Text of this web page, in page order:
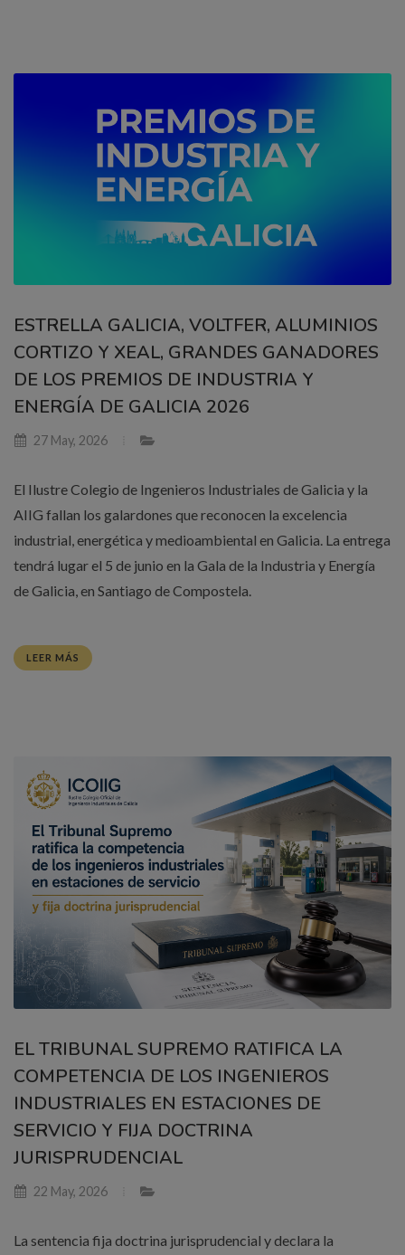
ESTRELLA GALICIA, VOLTFER, ALUMINIOS
CORTIZO Y XEAL, GRANDES GANADORES
DE LOS PREMIOS DE INDUSTRIA Y
ENERGÍA DE GALICIA 2026
27 May, 2026
El Ilustre Colegio de Ingenieros Industriales de Galicia y la
AIIG fallan los galardones que reconocen la excelencia
industrial, energética y medioambiental en Galicia. La entrega
tendrá lugar el 5 de junio en la Gala de la Industria y Energía
de Galicia, en Santiago de Compostela.
LEER MÁS
EL TRIBUNAL SUPREMO RATIFICA LA
COMPETENCIA DE LOS INGENIEROS
INDUSTRIALES EN ESTACIONES DE
SERVICIO Y FIJA DOCTRINA
JURISPRUDENCIAL
22 May, 2026
La sentencia fija doctrina jurisprudencial y declara la